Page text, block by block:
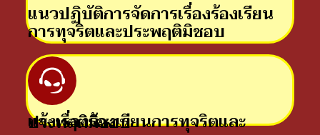
แนวปฏิบัติการจัดการเรื่องร้องเรียน
การทุจริตและประพฤติมิชอบ
แจ้งเรื่องร้องเรียนการทุจริตและประพฤติมิชอบ